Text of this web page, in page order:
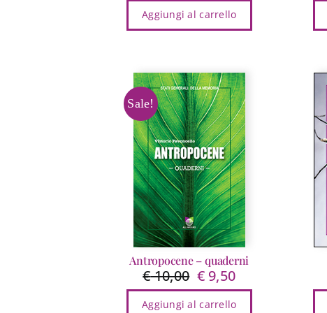
Aggiungi al carrello
Sale!
Antropocene – quaderni
€10,00 Il
prezzo
originale
€9,50Il
prezzo
attuale
Aggiungi al carrello